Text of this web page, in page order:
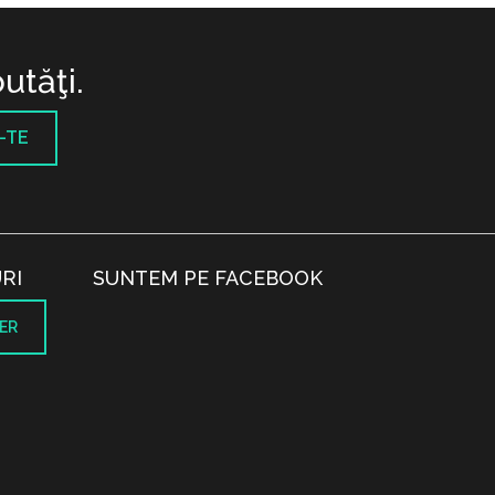
TE
SUNTEM PE FACEBOOK